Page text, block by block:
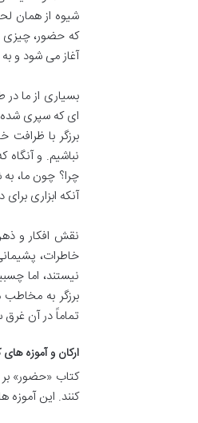
شیوه از همان
که حضور، چیزی
آغاز می شود و
بسیاری از ما
ای که سپری شده
برزگر با
نباشیم. و
چرا؟ چون ما،
آنکه ابزاری
نقش افکار و
خاطرات،
نیستند، اما
برزگر به
تماماً در آن
ارکان و آموزه
کتاب «حضور»
کنند. این